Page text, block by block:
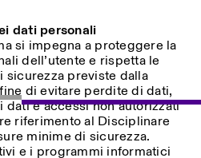
dati personali
si impegna a proteggere la
dell’utente e rispetta le
sicurezza previste dalla
di evitare perdite di dati,
e accessi non autorizzati
riferimento al Disciplinare
minime di sicurezza.
e i programmi informatici